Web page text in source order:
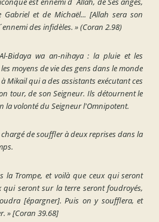
Gabriel et de Michaël... [Allah sera son
des infidèles. »(Coran 2.98)
Bidaya wa an-nihaya : la pluie et les
moyens de vie des gens dans le monde
Mikail qui a des assistants exécutant ces
tour, de son Seigneur. Ils détournent le
la volonté du Seigneur l'Omnipotent.
de souffler à deux reprises dans la
la Trompe, et voilà que ceux qui seront
qui seront sur la terre seront foudroyés,
[épargner]. Puis on y soufflera, et
»[Coran 39.68]